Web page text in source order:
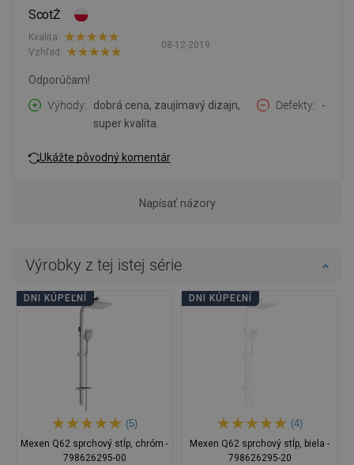
ScotŻ
08-12-2019
Kvalita:
Vzhľad:
Odporúčam!
Výhody
dobrá cena, zaujímavý dizajn,
super kvalita.
Defekty -
Ukážte pôvodný komentár
Napísať názory
Výrobky z tej istej série
DNI KÚPEĽNÍ
(5)
Mexen Q62 sprchový stĺp, chróm -
798626295-00
DNI KÚPEĽNÍ
(4)
Mexen Q62 sprchový stĺp, biela -
798626295-20